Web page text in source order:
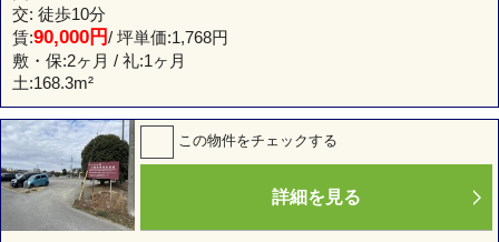
交: 徒歩10分
賃:90,000円/ 坪単価:1,768円
敷・保:2ヶ月 / 礼:1ヶ月
土:168.3m²
この物件をチェックする
詳細を見る